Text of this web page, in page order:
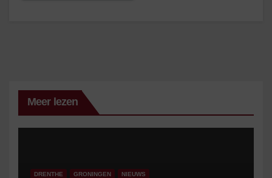
Meer lezen
DRENTHE GRONINGEN NIEUWS